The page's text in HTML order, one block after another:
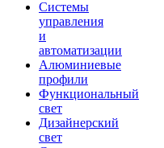
Системы
управления
и
автоматизации
Алюминиевые
профили
Функциональный
свет
Дизайнерский
свет